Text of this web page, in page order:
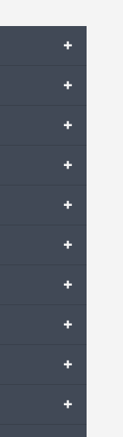
+
+
+
+
+
+
+
+
+
+